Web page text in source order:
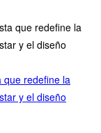
que redefine la
y el diseño